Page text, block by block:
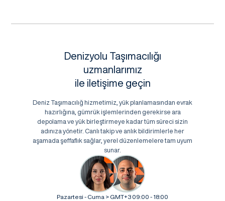
Denizyolu Taşımacılığı
uzmanlarımız
ile iletişime geçin
Deniz Taşımacılığ hizmetimiz, yük planlamasından evrak
hazırlığına, gümrük işlemlerinden gerekirse ara
depolama ve yük birleştirmeye kadar tüm süreci sizin
adınıza yönetir. Canlı takip ve anlık bildirimlerle her
aşamada şeffaflık sağlar, yerel düzenlemelere tam uyum
sunar.
Pazartesi - Cuma > GMT+3 09:00 - 18:00